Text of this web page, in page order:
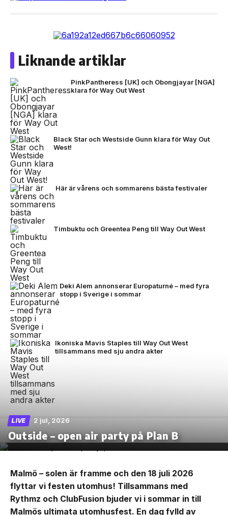
Liknande artiklar
PinkPantheress [UK] och Obongjayar [NGA]
klara för Way Out West
Black Star och Westside Gunn klara för Way Out
West!
Här är vårens och sommarens bästa festivaler
Timbuktu och Greentea Peng till Way Out West
Deki Alem annonserar Europaturné – med fyra
stopp i Sverige i sommar
Ikoniska Mavis Staples till Way Out West
tillsammans med sju andra akter
LIVE 2 jul, 2026
Outside – open air party på Plan B
Malmö – solen är framme och den 18 juli 2026
flyttar vi festen utomhus! Tillsammans med
Rythmz och ClubFusion bjuder vi i sommar in till
Malmös ultimata utomhusfest. En dag fylld av